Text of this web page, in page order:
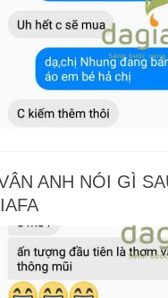
ANH NÓI GÌ